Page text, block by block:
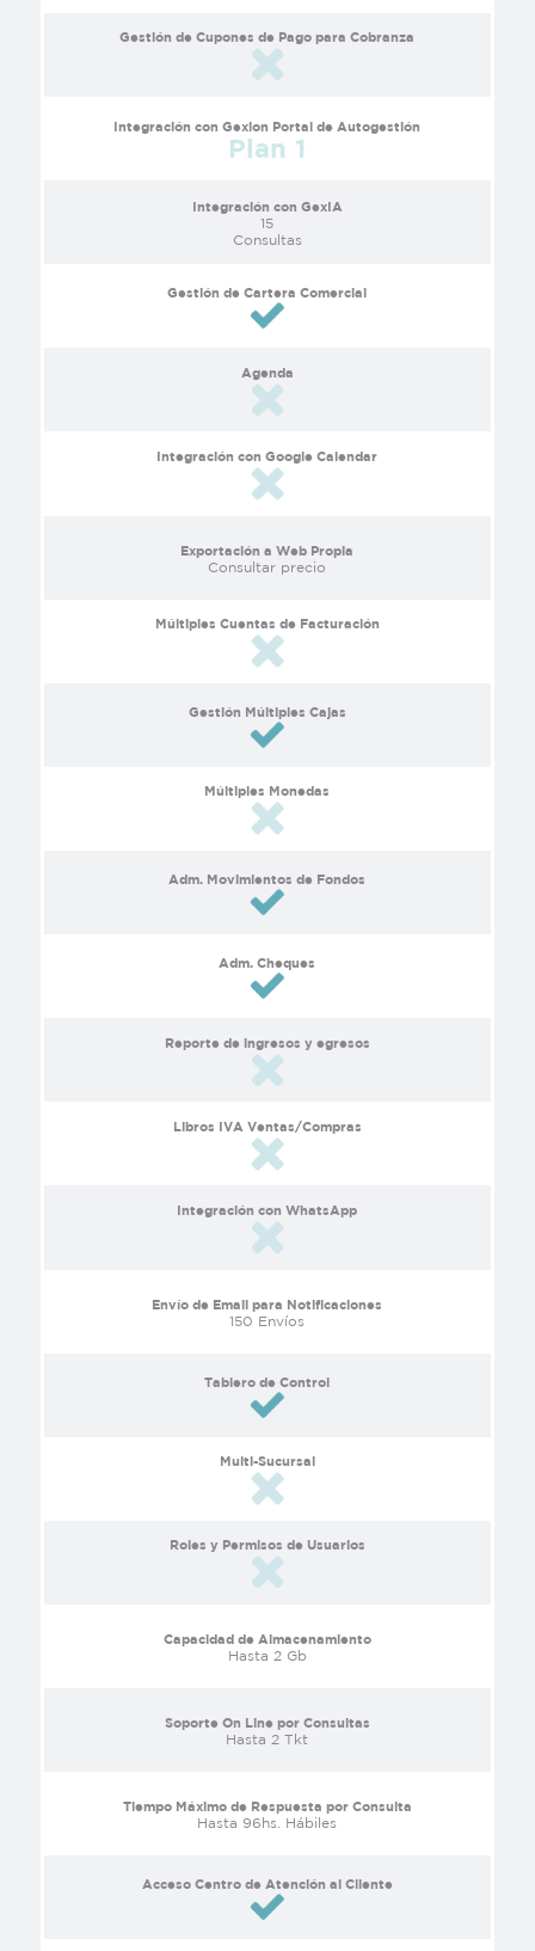
Gestión de Cupones de Pago para Cobranza
Integración con Gexion Portal de Autogestión
Plan 1
Integración con GexIA
15
Consultas
Gestión de Cartera Comercial
Agenda
Integración con Google Calendar
Exportación a Web Propia
Consultar precio
Múltiples Cuentas de Facturación
Gestión Múltiples Cajas
Múltiples Monedas
Adm. Movimientos de Fondos
Adm. Cheques
Reporte de ingresos y egresos
Libros IVA Ventas/Compras
Integración con WhatsApp
Envío de Email para Notificaciones
150 Envíos
Tablero de Control
Multi-Sucursal
Roles y Permisos de Usuarios
Capacidad de Almacenamiento
Hasta 2 Gb
Soporte On Line por Consultas
Hasta 2 Tkt
Tiempo Máximo de Respuesta por Consulta
Hasta 96hs. Hábiles
Acceso Centro de Atención al Cliente